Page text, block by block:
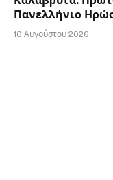
Πανελλήνιο
10 Αυγούστου 2026